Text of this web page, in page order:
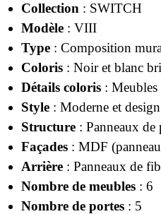
Collection : SWITCH
Modèle : VIII
Type : Composition
Coloris : Noir et blanc
Détails coloris :
Style : Moderne et design
Structure : Panneaux de
Façades : MDF
Arrière : Panneaux de
Nombre de meubles : 6
Nombre de portes : 5